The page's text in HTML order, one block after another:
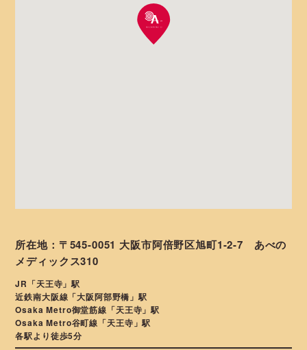
所在地：〒545-0051 大阪市阿倍野区旭町1-2-7 あべの
メディックス310
JR「天王寺」駅
近鉄南大阪線「大阪阿部野橋」駅
Osaka Metro御堂筋線「天王寺」駅
Osaka Metro谷町線「天王寺」駅
各駅より徒歩5分